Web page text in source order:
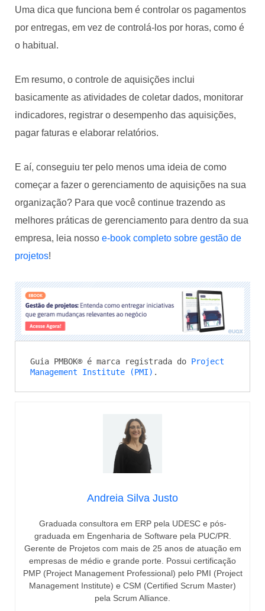
Uma dica que funciona bem é controlar os pagamentos
por entregas, em vez de controlá-los por horas, como é
o habitual.
Em resumo, o controle de aquisições inclui
basicamente as atividades de coletar dados, monitorar
indicadores, registrar o desempenho das aquisições,
pagar faturas e elaborar relatórios.
E aí, conseguiu ter pelo menos uma ideia de como
começar a fazer o gerenciamento de aquisições na sua
organização? Para que você continue trazendo as
melhores práticas de gerenciamento para dentro da sua
empresa, leia nosso e-book completo sobre gestão de
projetos!
Guia PMBOK® é marca registrada do Project
Management Institute (PMI) .
Andreia Silva Justo
Graduada consultora em ERP pela UDESC e pós-
graduada em Engenharia de Software pela PUC/PR.
Gerente de Projetos com mais de 25 anos de atuação em
empresas de médio e grande porte. Possui certificação
PMP (Project Management Professional) pelo PMI (Project
Management Institute) e CSM (Certified Scrum Master)
pela Scrum Alliance.